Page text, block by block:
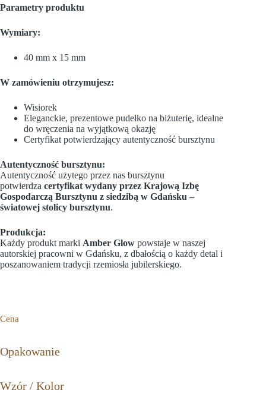
Parametry produktu
Wymiary:
40 mm x 15 mm
W zamówieniu otrzymujesz:
Wisiorek
Eleganckie, prezentowe pudełko na biżuterię, idealne
do wręczenia na wyjątkową okazję
Certyfikat potwierdzający autentyczność bursztynu
Autentyczność bursztynu:
Autentyczność użytego przez nas bursztynu
potwierdza certyfikat wydany przez Krajową Izbę
Gospodarczą Bursztynu z siedzibą w Gdańsku –
światowej stolicy bursztynu.
Produkcja:
Każdy produkt marki Amber Glow powstaje w naszej
autorskiej pracowni w Gdańsku, z dbałością o każdy detal i
poszanowaniem tradycji rzemiosła jubilerskiego.
Cena
Opakowanie
Wzór / Kolor